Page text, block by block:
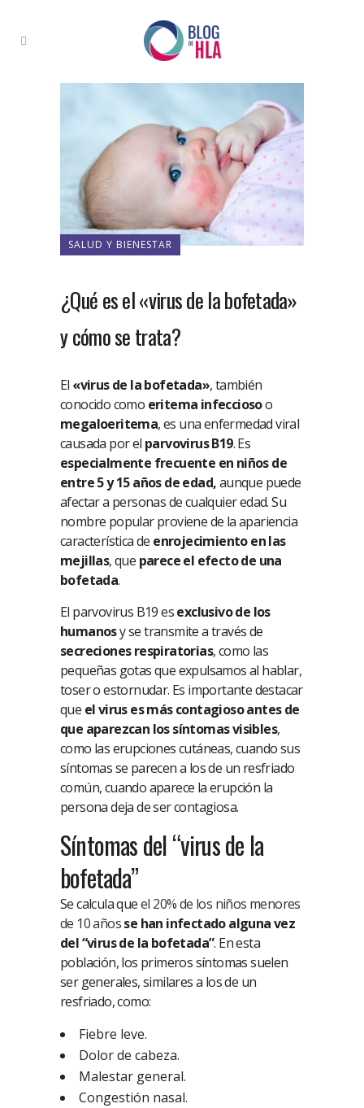
SALUD Y BIENESTAR
¿Qué es el «virus de la bofetada»
y cómo se trata?
El «virus de la bofetada», también
conocido como eritema infecciosoo
megaloeritema, es una enfermedad viral
causada por el parvovirus B19. Es
especialmente frecuente en niños de
entre 5 y 15 años de edad,aunque puede
afectar a personas de cualquier edad. Su
nombre popular proviene de la apariencia
característica de enrojecimiento en las
mejillas, que parece el efecto de una
bofetada.
El parvovirus B19 esexclusivo de los
humanosy se transmite a través de
secreciones respiratorias, como las
pequeñas gotas que expulsamos al hablar,
toser o estornudar. Es importante destacar
que el virus es más contagioso antes de
que aparezcan los síntomas visibles,
como las erupciones cutáneas, cuando sus
síntomas se parecen a los de un resfriado
común, cuando aparece la erupción la
persona deja de ser contagiosa.
Síntomas del “virus de la
bofetada”
Se calcula queel 20% de los niños menores
de 10 añosse han infectado alguna vez
del “virus de la bofetada”. En esta
población, los primeros síntomas suelen
ser generales, similares a los de un
resfriado, como:
Fiebre leve.
Dolor de cabeza.
Malestar general.
Congestión nasal.